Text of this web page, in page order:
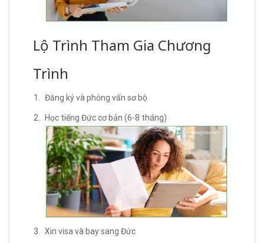
Lộ Trình Tham Gia Chương
Trình
Đăng ký và phỏng vấn sơ bộ
Học tiếng Đức cơ bản (6-8 tháng)
Xin visa và bay sang Đức